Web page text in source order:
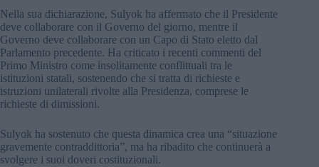
Nella sua dichiarazione, Sulyok ha affermato che il Presidente
deve collaborare con il Governo del giorno, mentre il
Governo deve collaborare con un Capo di Stato eletto dal
Parlamento precedente. Ha criticato i recenti commenti del
Primo Ministro come insolitamente conflittuali tra le
istituzioni statali, sostenendo che si tratta di richieste e
istruzioni unilaterali rivolte alla Presidenza, comprese le
richieste di dimissioni.
Sulyok ha sostenuto che questa dinamica crea una “situazione
gravemente contraddittoria”, ma ha ribadito che continuerà a
svolgere i suoi doveri costituzionali.